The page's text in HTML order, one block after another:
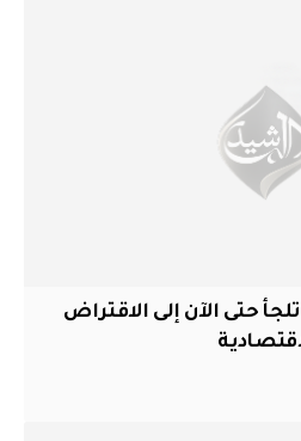
حتى الآن إلى الاقتراض